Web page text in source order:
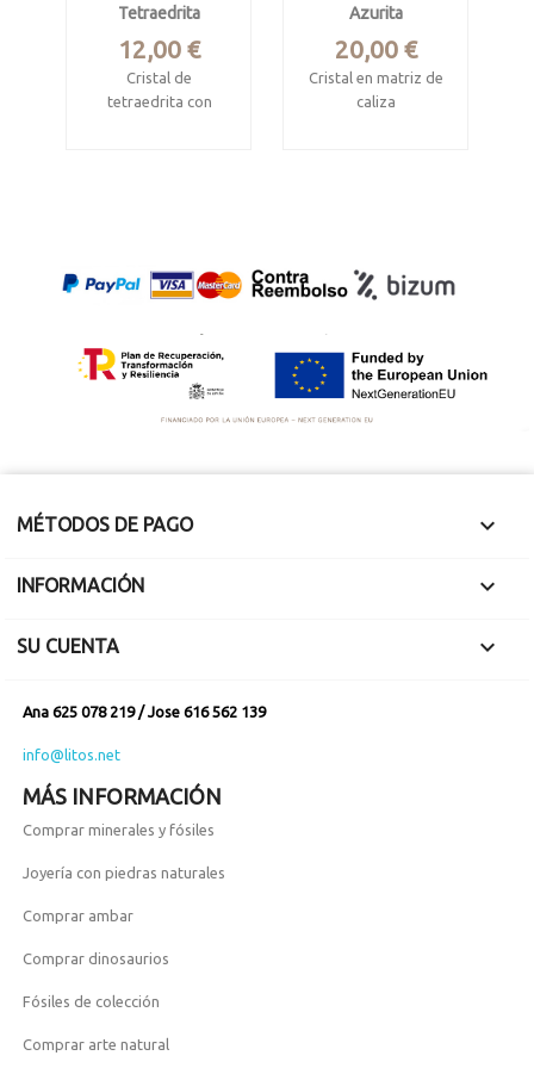
Tetraedrita
Precio
12,00 €
Cristal de
tetraedrita con
cm.
Azurita
Precio
20,00 €
Cristal en matriz de
caliza
MÉTODOS DE PAGO 
INFORMACIÓN 
SU CUENTA 
Ana 625 078 219 / Jose 616 562 139
info@litos.net
MÁS INFORMACIÓN
Comprar minerales y fósiles
Joyería con piedras naturales
Comprar ambar
Comprar dinosaurios
Fósiles de colección
Comprar arte natural